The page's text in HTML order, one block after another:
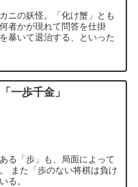
ニの妖怪。「化け蟹」とも
者かが現れて問答を仕掛
暴いて退治する、といった
一歩千金」
る「歩」も、局面によって
また「歩のない将棋は負け
る。